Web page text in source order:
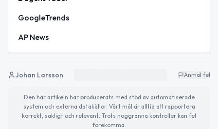
GoogleTrends
AP News
Johan Larsson Anmäl fel
Den här artikeln har producerats med stöd av automatiserade
system och externa datakällor. Vårt mål är alltid att rapportera
korrekt, sakligt och relevant. Trots noggranna kontroller kan fel
förekomma.